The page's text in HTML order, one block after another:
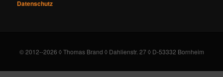
Datenschutz
© 2012--2026 ◊ Thomas Brand ◊ Dahlienstr. 27 ◊ D-53332 Bornheim